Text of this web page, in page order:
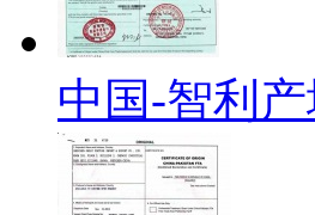
中国-智利